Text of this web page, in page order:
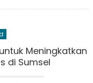
Meningkatkan
di Sumsel